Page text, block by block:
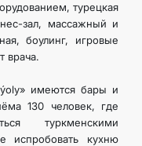
турецкая
зал, массажный и
боулинг, игровые
врача.
имеются бары и
130 человек, где
туркменскими
испробовать кухню